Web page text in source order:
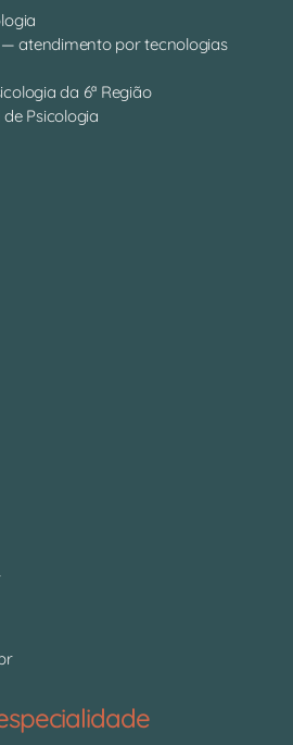
— atendimento por tecnologias
da 6ª Região
Psicologia